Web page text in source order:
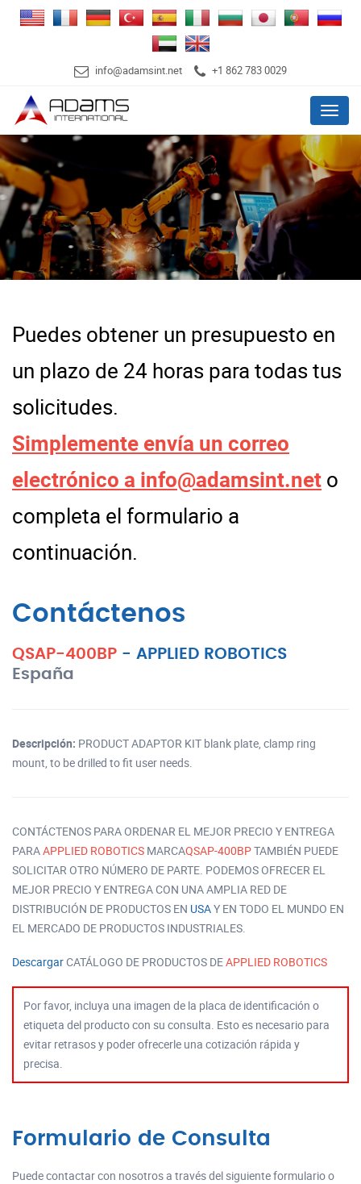
info@adamsint.net +1 862 783 0029
Menu
Puedes obtener un presupuesto en
un plazo de 24 horas para todas tus
solicitudes.
Simplemente envía un correo
electrónico a info@adamsint.net o
completa el formulario a
continuación.
Contáctenos
QSAP-400BP - APPLIED ROBOTICS
España
Descripción: PRODUCT ADAPTOR KIT blank plate, clamp ring
mount, to be drilled to fit user needs.
CONTÁCTENOS PARA ORDENAR EL MEJOR PRECIO Y ENTREGA
PARAAPPLIED ROBOTICS MARCAQSAP-400BPTAMBIÉN PUEDE
SOLICITAR OTRO NÚMERO DE PARTE. PODEMOS OFRECER EL
MEJOR PRECIO Y ENTREGA CON UNA AMPLIA RED DE
DISTRIBUCIÓN DE PRODUCTOS EN USAY EN TODO EL MUNDO EN
EL MERCADO DE PRODUCTOS INDUSTRIALES.
DescargarCATÁLOGO DE PRODUCTOS DEAPPLIED ROBOTICS
Por favor, incluya una imagen de la placa de identificación o
etiqueta del producto con su consulta. Esto es necesario para
evitar retrasos y poder ofrecerle una cotización rápida y
precisa.
Formulario de Consulta
Puede contactar con nosotros a través del siguiente formulario o